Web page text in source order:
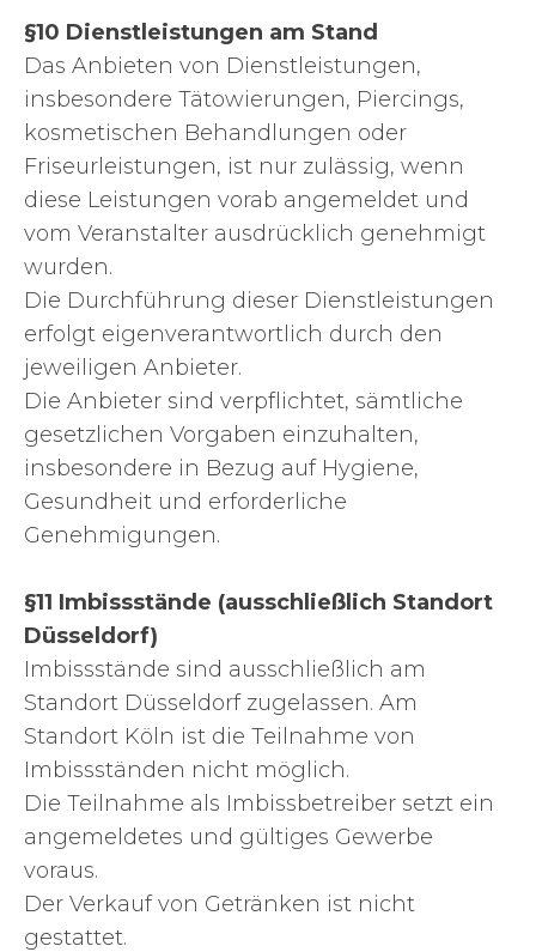
§10 Dienstleistungen am Stand
Das Anbieten von Dienstleistungen,
insbesondere Tätowierungen, Piercings,
kosmetischen Behandlungen oder
Friseurleistungen, ist nur zulässig, wenn
diese Leistungen vorab angemeldet und
vom Veranstalter ausdrücklich genehmigt
wurden.
Die Durchführung dieser Dienstleistungen
erfolgt eigenverantwortlich durch den
jeweiligen Anbieter.
Die Anbieter sind verpflichtet, sämtliche
gesetzlichen Vorgaben einzuhalten,
insbesondere in Bezug auf Hygiene,
Gesundheit und erforderliche
Genehmigungen.
§11 Imbissstände (ausschließlich Standort
Düsseldorf)
Imbissstände sind ausschließlich am
Standort Düsseldorf zugelassen. Am
Standort Köln ist die Teilnahme von
Imbissständen nicht möglich.
Die Teilnahme als Imbissbetreiber setzt ein
angemeldetes und gültiges Gewerbe
voraus.
Der Verkauf von Getränken ist nicht
gestattet.